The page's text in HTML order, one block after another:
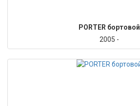
PORTER бортовой
2005 -